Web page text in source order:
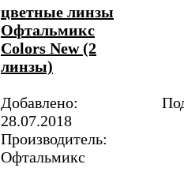
цветные линзы
Офтальмикс
Colors New (2
линзы)
Добавлено:
28.07.2018
Производитель:
Офтальмикс